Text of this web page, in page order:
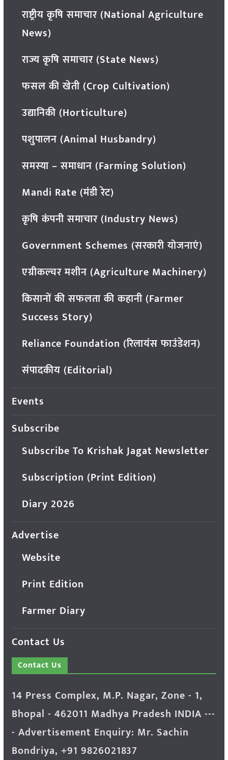
राष्ट्रीय कृषि समाचार (National Agriculture
News)
राज्य कृषि समाचार (State News)
फसल की खेती (Crop Cultivation)
उद्यानिकी (Horticulture)
पशुपालन (Animal Husbandry)
समस्या – समाधान (Farming Solution)
Mandi Rate (मंडी रेट)
कृषि कंपनी समाचार (Industry News)
Government Schemes (सरकारी योजनाएं)
एग्रीकल्चर मशीन (Agriculture Machinery)
किसानों की सफलता की कहानी (Farmer
Success Story)
Reliance Foundation (रिलायंस फाउंडेशन)
संपादकीय (Editorial)
Events
Subscribe
Subscribe To Krishak Jagat Newsletter
Subscription (Print Edition)
Diary 2026
Advertise
Website
Print Edition
Farmer Diary
Contact Us
Contact Us
14 Press Complex, M.P. Nagar, Zone - 1,
Bhopal - 462011 Madhya Pradesh INDIA ---
- Advertisement Enquiry: Mr. Sachin
Bondriya, +91 9826021837